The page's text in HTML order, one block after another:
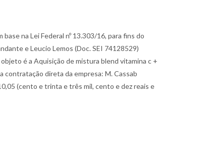
na Lei Federal nº 13.303/16, para fins do
e Leucio Lemos (Doc. SEI 74128529)
é a Aquisição de mistura blend vitamina c +
contratação direta da empresa: M. Cassab
(cento e trinta e três mil, cento e dez reais e